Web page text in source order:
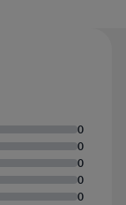
0
0
0
0
0